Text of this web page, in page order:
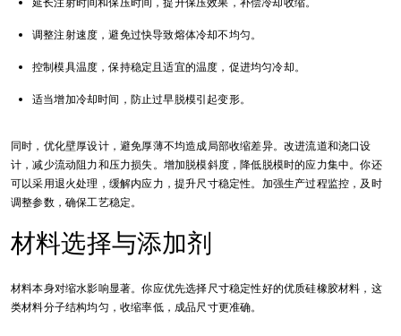
延长注射时间和保压时间，提升保压效果，补偿冷却收缩。
调整注射速度，避免过快导致熔体冷却不均匀。
控制模具温度，保持稳定且适宜的温度，促进均匀冷却。
适当增加冷却时间，防止过早脱模引起变形。
同时，优化壁厚设计，避免厚薄不均造成局部收缩差异。改进流道和浇口设
计，减少流动阻力和压力损失。增加脱模斜度，降低脱模时的应力集中。你还
可以采用退火处理，缓解内应力，提升尺寸稳定性。加强生产过程监控，及时
调整参数，确保工艺稳定。
材料选择与添加剂
材料本身对缩水影响显著。你应优先选择尺寸稳定性好的优质硅橡胶材料，这
类材料分子结构均匀，收缩率低，成品尺寸更准确。